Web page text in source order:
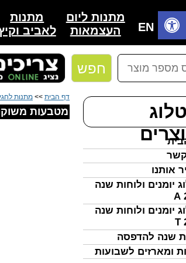
חפש
אותנו
יומנים ולוחות שנה
יומנים ולוחות שנה
שנה להדפסה
ומארזים לשבועות
EN
מתנות
לאביב
מתנות ליום
העצמאות
דף הבית >> מתנות
מטבעות